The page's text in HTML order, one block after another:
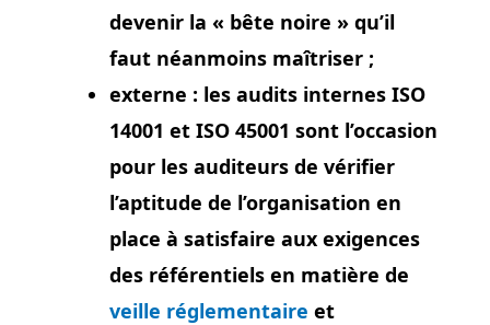
devenir la « bête noire » qu’il
faut néanmoins maîtriser ;
externe : les audits internes ISO
14001 et ISO 45001 sont l’occasion
pour les auditeurs de vérifier
l’aptitude de l’organisation en
place à satisfaire aux exigences
des référentiels en matière de
veille réglementaire et